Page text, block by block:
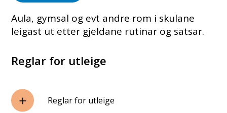
Aula, gymsal og evt andre rom i skulane
leigast ut etter gjeldane rutinar og satsar.
Reglar for utleige
Reglar for utleige